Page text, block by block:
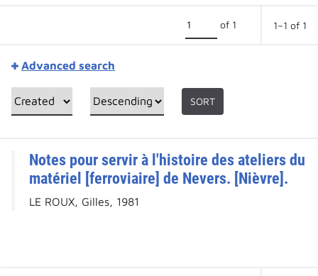
of 1 1–1 of 1
Advanced search
SORT
Notes pour servir à l'histoire des ateliers du
matériel [ferroviaire] de Nevers. [Nièvre].
LE ROUX, Gilles, 1981